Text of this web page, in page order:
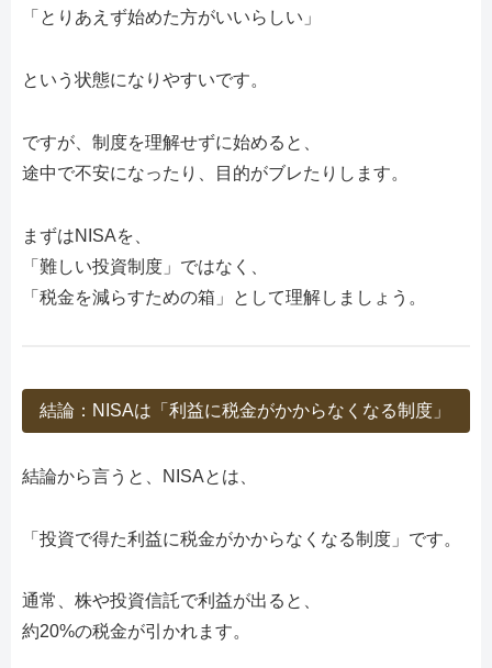
「とりあえず始めた方がいいらしい」
という状態になりやすいです。
ですが、制度を理解せずに始めると、
途中で不安になったり、目的がブレたりします。
まずはNISAを、
「難しい投資制度」ではなく、
「税金を減らすための箱」として理解しましょう。
結論：NISAは「利益に税金がかからなくなる制度」
結論から言うと、NISAとは、
「投資で得た利益に税金がかからなくなる制度」です。
通常、株や投資信託で利益が出ると、
約20%の税金が引かれます。